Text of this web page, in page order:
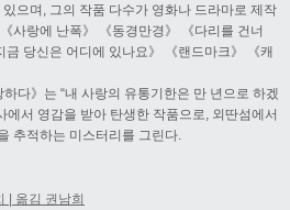
으며, 그의 작품 다수가 영화나 드라마로 제작
사랑에 난폭》 《동경만경》 《다리를 건너
당신은 어디에 있나요》 《랜드마크》 《캐
다》는 “내 사랑의 유통기한은 만 년으로 하겠
에서 영감을 받아 탄생한 작품으로, 외딴섬에서
추적하는 미스터리를 그린다.
| 옮김 권남희